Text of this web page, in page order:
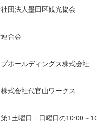
団法人墨田区観光協会
合会
ホールディングス株式会社
式会社代官山ワークス
第1土曜日・日曜日の10:00～